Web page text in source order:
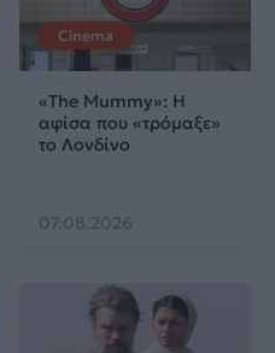
Cinema
«The Mummy»: Η
αφίσα που «τρόμαξε»
το Λονδίνο
07.08.2026